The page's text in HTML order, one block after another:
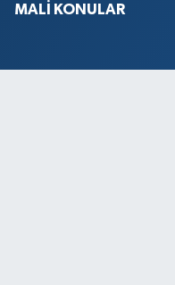
STERLİN
MALİ KONULAR